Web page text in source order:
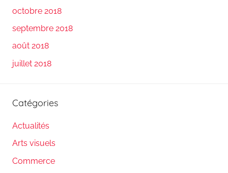
octobre 2018
septembre 2018
août 2018
juillet 2018
Catégories
Actualités
Arts visuels
Commerce